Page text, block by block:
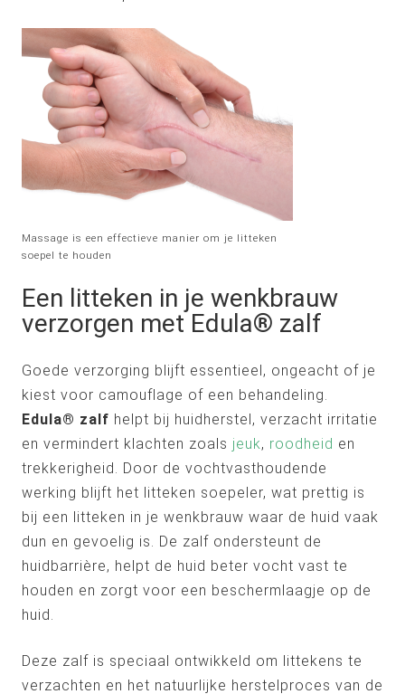
Massage is een effectieve manier om je litteken
soepel te houden
Een litteken in je wenkbrauw
verzorgen met Edula® zalf
Goede verzorging blijft essentieel, ongeacht of je
kiest voor camouflage of een behandeling.
Edula® zalf helpt bij huidherstel, verzacht irritatie
en vermindert klachten zoals jeuk, roodheid en
trekkerigheid. Door de vochtvasthoudende
werking blijft het litteken soepeler, wat prettig is
bij een litteken in je wenkbrauw waar de huid vaak
dun en gevoelig is. De zalf ondersteunt de
huidbarrière, helpt de huid beter vocht vast te
houden en zorgt voor een beschermlaagje op de
huid.
Deze zalf is speciaal ontwikkeld om littekens te
verzachten en het natuurlijke herstelproces van de